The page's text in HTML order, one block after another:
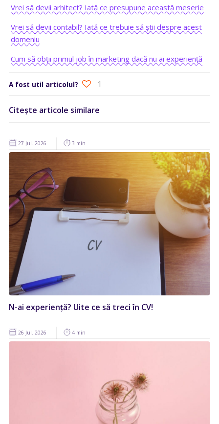
Vrei să devii arhitect? Iată ce presupune această meserie
Vrei să devii contabil? Iată ce trebuie să știi despre acest
domeniu
Cum să obții primul job în marketing dacă nu ai experiență
A fost util articolul? 1
Citește articole similare
27 Jul. 2026 3 min
N-ai experiență? Uite ce să treci în CV!
26 Jul. 2026 4 min